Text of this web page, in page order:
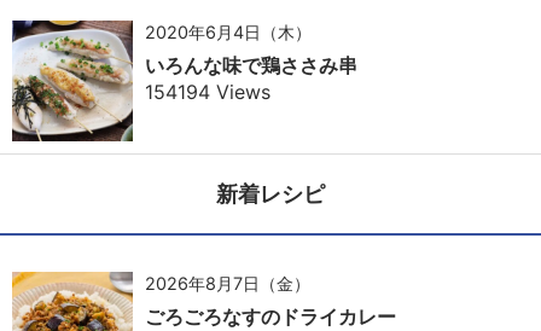
2020年6月4日（木）
いろんな味で鶏ささみ串
154194 Views
新着レシピ
2026年8月7日（金）
ごろごろなすのドライカレー